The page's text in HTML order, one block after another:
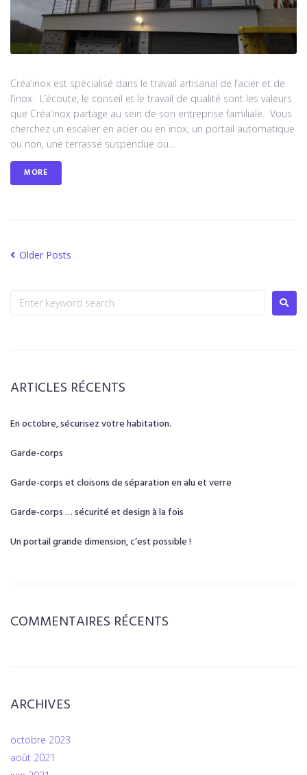
Créa’inox est spécialisé dans le travail artisanal de l’acier et de
l’inox. L’écoute, le conseil et le travail de qualité sont les valeurs
que Créa’inox partage au sein de son entreprise familiale. Vous
cherchez un escalier en acier ou en inox, un portail automatique
ou non, une terrasse suspendue ou...
MORE
Older Posts
ARTICLES RÉCENTS
En octobre, sécurisez votre habitation.
Garde-corps
Garde-corps et cloisons de séparation en alu et verre
Garde-corps … sécurité et design à la fois
Un portail grande dimension, c’est possible !
COMMENTAIRES RÉCENTS
ARCHIVES
octobre 2023
août 2021